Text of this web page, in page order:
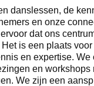
danslessen, de
en onze
dat ons
is een plaats
en expertise.
en workshops
We zijn een